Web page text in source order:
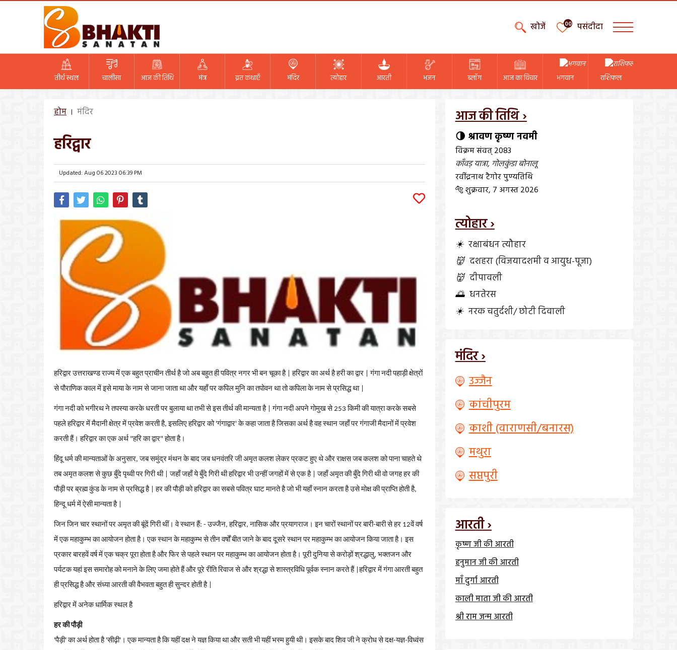
खोजें 00 पसंदीदा
तीर्थ स्थल चालीसा आज की तिथि मंत्र व्रत कथाएँ मंदिर त्योहार आरती भजन ब्लॉग आज का विचार भगवान राशिफल
होम मंदिर
हरिद्वार
Updated: Aug 06 2023 06:39 PM
हरिद्वार उत्तराखण्ड राज्य में एक बहुत प्राचीन तीर्थ है जो अब बहुत ही पवित्र नगर भी बन चूका है|हरिद्वार का अर्थ है हरी का द्वार |गंगा नदी पहाड़ी क्षेत्रों
से पौराणिक काल में इसे माया के नाम से जाना जाता था और यहाँ पर कपिल मुनि का तपोवन था तो कपिला के नाम से प्रसिद्ध था|
गंगा नदी को भगीरथ ने तपस्या करके धरती पर बुलाया था तभी से इस तीर्थ की मान्यता है|गंगा नदी अपने गोमुख से 253 किमी की यात्रा करके सबसे
पहले हरिद्वार में मैदानी क्षेत्र में प्रवेश करती है, इसलिए हरिद्वार को 'गंगाद्वार' के कहा जाता है जिसका अर्थ है वह स्थान जहाँ पर गंगाजी मैदानों में प्रवेश
करती हैं। हरिद्वार का एक अर्थ "हरि का द्वार" होता है।
हिंदू धर्म की मान्यताओं के अनुसार, जब समुंद्र मंथन के बाद जब धनवंतरि जी अमृत कलश लेकर प्रकट हुए थे और राक्षस जब कलश को पाना चाहते थे
तब अमृत कलश से कुछ बुँदे पृथ्वी पर गिरी थी | जहाँ जहाँ ये बुँदे गिरी थी हरिद्वार भी उन्हीं जगहों में से एक है | जहाँ अमृत की बुँदे गिरी थी वो जगह हर की
पौड़ी पर ब्रह्म कुंड के नाम से प्रसिद्ध है|हर की पौड़ी को हरिद्वार का सबसे पवित्र घाट मानते है जो भी यहाँ स्नान करता है उसे मोक्ष की प्राप्ति होती है,
हिन्दू धर्म में ऐसी मान्यता है|
जिन जिन चार स्थानों पर अमृत की बूंदें गिरी थीं। वे स्थान हैं: - उज्जैन, हरिद्वार, नासिक और प्रयागराज। इन चारों स्थानों पर बारी-बारी से हर 12वें वर्ष
में एक महाकुम्भ का आयोजन होता है। एक स्थान के महाकुम्भ से तीन वर्षों बीत जाने के बाद दूसरे स्थान पर महाकुम्भ का आयोजन किया जाता है। इस
प्रकार बारहवें वर्ष में एक चक्र पूरा होता है और फिर से पहले स्थान पर महाकुम्भ का आयोजन होता है। पूरी दुनिया से करोड़ों श्रद्धालु, भक्तजन और
पर्यटक यहां इस समारोह को मनाने के लिए जमा होते हैं और पूरे रीति रिवाज से और श्रद्धा से शास्त्रविधि पूर्वक स्नान करते हैं |हरिद्वार में गंगा आरती बहुत
ही प्रसिद्ध है और संध्या आरती की वैभवता बहुत ही सुन्दर होती है|
हरिद्वार में अनेक धार्मिक स्थल है
हर की पौड़ी
'पैड़ी'का अर्थ होता है'सीढ़ी' । एक मान्यता है कि यहीं दक्ष ने यज्ञ किया था और सती भी यहीं भस्म हुयी थी। इसके बाद शिव जी ने क्रोध से दक्ष-यज्ञ-विध्वंस
आज की तिथि ›
🌗 श्रावण कृष्ण नवमी
विक्रम संवत् 2083
काँवड़ यात्रा,गोलकुंडा बोनालू
रवींद्रनाथ टैगोर पुण्यतिथि
🐅 शुक्रवार, 7 अगस्त 2026
त्योहार ›
☀️ रक्षाबंधन त्यौहार
👹 दशहरा (विजयादशमी व आयुध-पूजा)
👹 दीपावली
🌅 धनतेरस
☀️ नरक चतुर्दशी/ छोटी दिवाली
मंदिर ›
उज्जैन
कांचीपुरम
काशी (वाराणसी/बनारस)
मथुरा
सप्तपुरी
आरती ›
कृष्ण जी की आरती
हनुमान जी की आरती
माँ दुर्गा आरती
काली माता जी की आरती
श्री राम जन्म आरती